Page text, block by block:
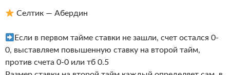
Селтик — Абердин
Если в первом тайме ставки не зашли, счет остался 0-
0, выставляем повышенную ставку на второй тайм,
против счета 0-0 или тб 0.5